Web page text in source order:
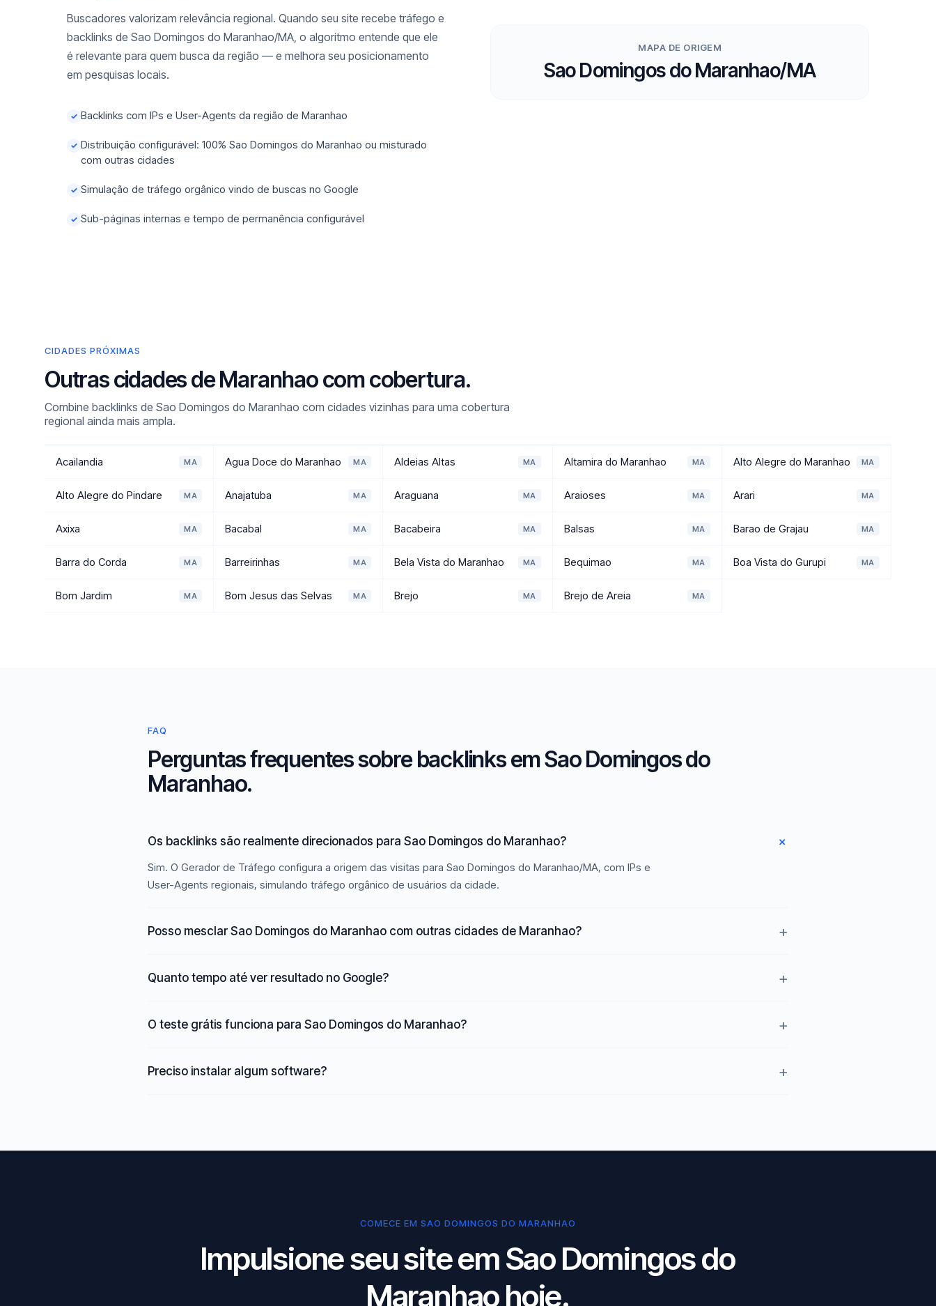
Buscadores valorizam relevância regional. Quando seu site recebe tráfego e
backlinks de Sao Domingos do Maranhao/MA, o algoritmo entende que ele
é relevante para quem busca da região — e melhora seu posicionamento
em pesquisas locais.
✓ Backlinks com IPs e User-Agents da região de Maranhao
✓ Distribuição configurável: 100% Sao Domingos do Maranhao ou misturado
com outras cidades
✓ Simulação de tráfego orgânico vindo de buscas no Google
✓ Sub-páginas internas e tempo de permanência configurável
MAPA DE ORIGEM
Sao Domingos do Maranhao/MA
CIDADES PRÓXIMAS
Outras cidades de Maranhao com cobertura.
Combine backlinks de Sao Domingos do Maranhao com cidades vizinhas para uma cobertura
regional ainda mais ampla.
Acailandia MA Agua Doce do Maranhao MA Aldeias Altas MA Altamira do Maranhao MA Alto Alegre do Maranhao MA
Alto Alegre do Pindare MA Anajatuba MA Araguana MA Araioses MA Arari MA
Axixa MA Bacabal MA Bacabeira MA Balsas MA Barao de Grajau MA
Barra do Corda MA Barreirinhas MA Bela Vista do Maranhao MA Bequimao MA Boa Vista do Gurupi MA
Bom Jardim MA Bom Jesus das Selvas MA Brejo MA Brejo de Areia MA
FAQ
Perguntas frequentes sobre backlinks em Sao Domingos do
Maranhao.
Os backlinks são realmente direcionados para Sao Domingos do Maranhao?
Sim. O Gerador de Tráfego configura a origem das visitas para Sao Domingos do Maranhao/MA, com IPs e
User-Agents regionais, simulando tráfego orgânico de usuários da cidade.
Posso mesclar Sao Domingos do Maranhao com outras cidades de Maranhao?
Quanto tempo até ver resultado no Google?
O teste grátis funciona para Sao Domingos do Maranhao?
Preciso instalar algum software?
COMECE EM SAO DOMINGOS DO MARANHAO
Impulsione seu site em Sao Domingos do
Maranhao hoje.